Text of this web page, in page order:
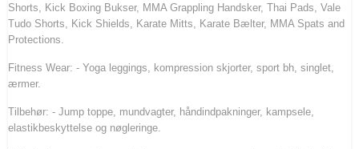
Shorts, Kick Boxing Bukser, MMA Grappling Handsker, Thai Pads, Vale
Tudo Shorts, Kick Shields, Karate Mitts, Karate Bælter, MMA Spats and
Protections.
Fitness Wear: - Yoga leggings, kompression skjorter, sport bh, singlet,
ærmer.
Tilbehør: - Jump toppe, mundvagter, håndindpakninger, kampsele,
elastikbeskyttelse og nøgleringe.